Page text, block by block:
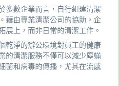
多數企業而言，自行組建清潔
藉由專業清潔公司的協助，企
展上，而非日常的清潔工作。
乾淨的辦公環境對員工的健康
的清潔服務不僅可以減少塵蟎
菌和病毒的傳播，尤其在流感